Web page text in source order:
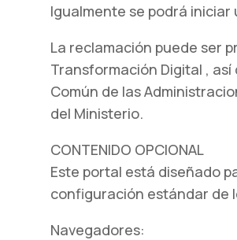
Igualmente se podrá
La reclamación puede ser
Transformación Digital ,
Común de las
del Ministerio.
CONTENIDO OPCIONAL
Este portal está diseñado
configuración estándar de
Navegadores: